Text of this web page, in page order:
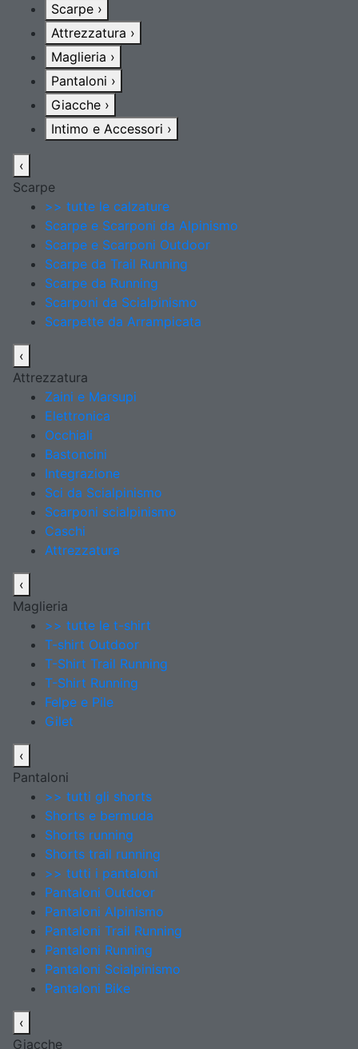
Scarpe ›
Attrezzatura ›
Maglieria ›
Pantaloni ›
Giacche ›
Intimo e Accessori ›
‹
Scarpe
>> tutte le calzature
Scarpe e Scarponi da Alpinismo
Scarpe e Scarponi Outdoor
Scarpe da Trail Running
Scarpe da Running
Scarponi da Scialpinismo
Scarpette da Arrampicata
‹
Attrezzatura
Zaini e Marsupi
Elettronica
Occhiali
Bastoncini
Integrazione
Sci da Scialpinismo
Scarponi scialpinismo
Caschi
Attrezzatura
‹
Maglieria
>> tutte le t-shirt
T-shirt Outdoor
T-Shirt Trail Running
T-Shirt Running
Felpe e Pile
Gilet
‹
Pantaloni
>> tutti gli shorts
Shorts e bermuda
Shorts running
Shorts trail running
>> tutti i pantaloni
Pantaloni Outdoor
Pantaloni Alpinismo
Pantaloni Trail Running
Pantaloni Running
Pantaloni Scialpinismo
Pantaloni Bike
‹
Giacche